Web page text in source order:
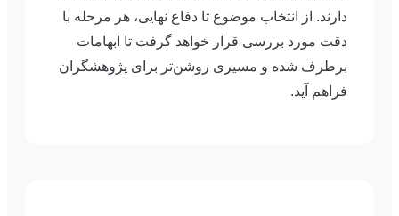
دارند. از انتخاب موضوع تا دفاع نهایی، هر مرحله با
دقت مورد بررسی قرار خواهد گرفت تا ابهامات
برطرف شده و مسیری روشن‌تر برای پژوهشگران
فراهم آید.